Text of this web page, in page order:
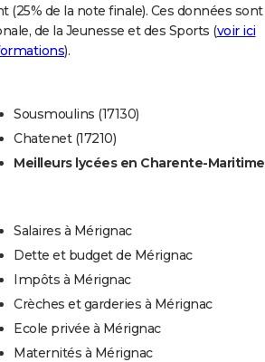
de la note finale). Ces données sont
de la Jeunesse et des Sports (voir ici
).
Sousmoulins (17130)
Chatenet (17210)
Meilleurs lycées en Charente-Maritime
Salaires à Mérignac
Dette et budget de Mérignac
Impôts à Mérignac
Crèches et garderies à Mérignac
Ecole privée à Mérignac
Maternités à Mérignac